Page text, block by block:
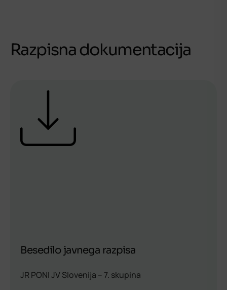
Razpisna dokumentacija
Besedilo javnega razpisa
JR PONI JV Slovenija – 7. skupina